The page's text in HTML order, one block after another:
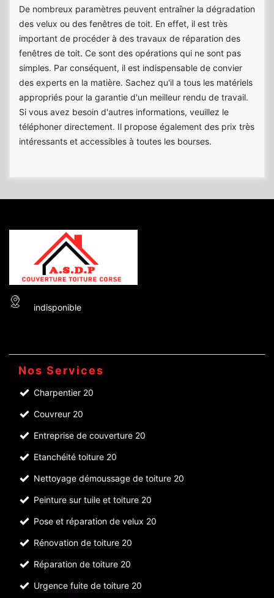
De nombreux paramètres peuvent entraîner la dégradation
des velux ou des fenêtres de toit. En effet, il est très
important de procéder à des travaux de réparation des
fenêtres de toit. Ce sont des opérations qui ne sont pas
simples. Par conséquent, il est indispensable de convier
des experts en la matière. Sachez qu'il a tous les matériels
appropriés pour la garantie d'un meilleur rendu de travail.
Si vous avez besoin d'autres informations, veuillez le
téléphoner directement. Il propose également des prix très
intéressants et accessibles à toutes les bourses.
indisponible
Nos Services
Charpentier 20
Couvreur 20
Entreprise de couverture 20
Etanchéité toiture 20
Nettoyage démoussage de toiture 20
Peinture sur tuile et toiture 20
Pose et réparation de velux 20
Rénovation de toiture 20
Réparation de toiture 20
Urgence fuite de toiture 20